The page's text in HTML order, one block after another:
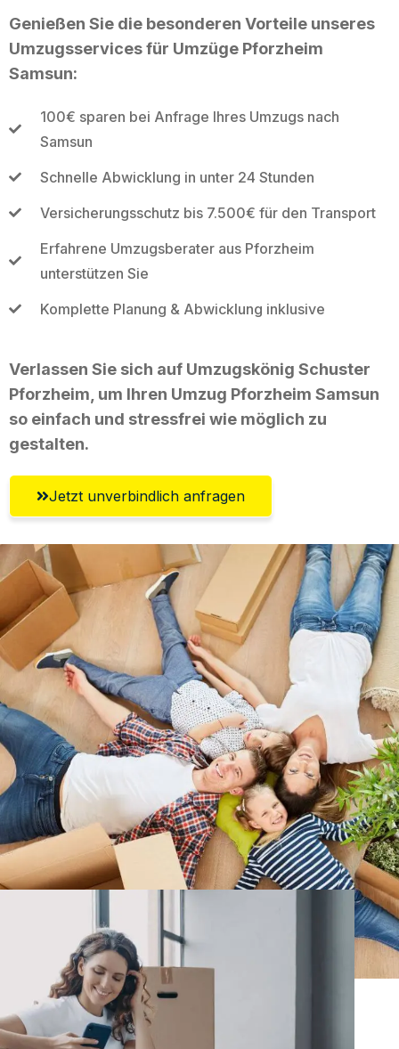
Genießen Sie die besonderen Vorteile unseres
Umzugsservices für Umzüge Pforzheim
Samsun:
100€ sparen bei Anfrage Ihres Umzugs nach
Samsun
Schnelle Abwicklung in unter 24 Stunden
Versicherungsschutz bis 7.500€ für den Transport
Erfahrene Umzugsberater aus Pforzheim
unterstützen Sie
Komplette Planung & Abwicklung inklusive
Verlassen Sie sich auf Umzugskönig Schuster
Pforzheim, um Ihren Umzug Pforzheim Samsun
so einfach und stressfrei wie möglich zu
gestalten.
Jetzt unverbindlich anfragen